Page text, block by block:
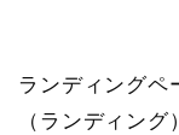
ランディングペ
（ランディン